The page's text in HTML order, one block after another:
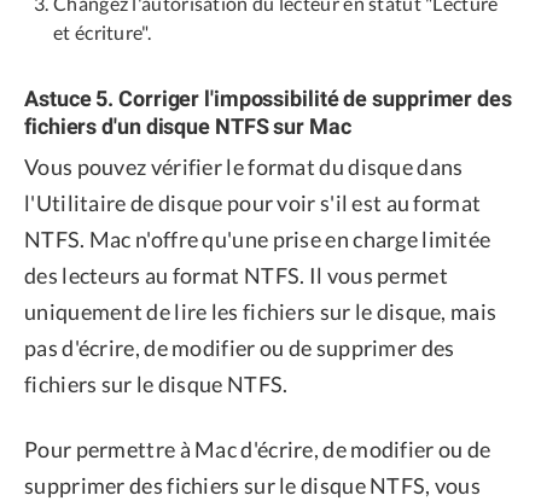
et écriture".
Astuce 5. Corriger l'impossibilité de supprimer des
fichiers d'un disque NTFS sur Mac
Vous pouvez vérifier le format du disque dans
l'Utilitaire de disque pour voir s'il est au format
NTFS. Mac n'offre qu'une prise en charge limitée
des lecteurs au format NTFS. Il vous permet
uniquement de lire les fichiers sur le disque, mais
pas d'écrire, de modifier ou de supprimer des
fichiers sur le disque NTFS.
Pour permettre à Mac d'écrire, de modifier ou de
supprimer des fichiers sur le disque NTFS, vous